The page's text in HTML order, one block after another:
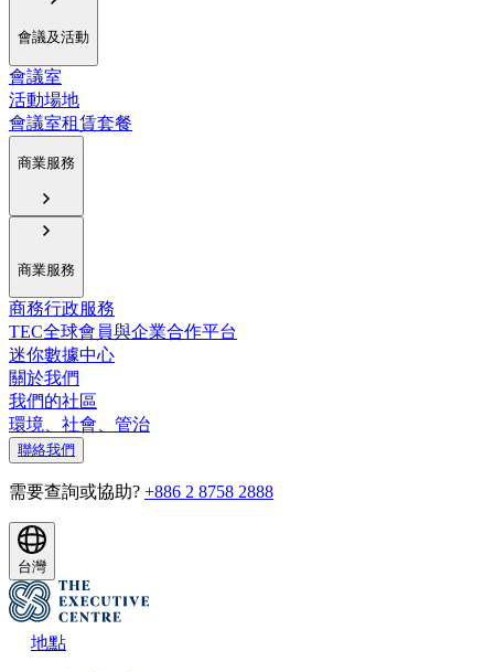
會議及活動
會議室
活動場地
會議室租賃套餐
商業服務
商業服務
商務行政服務
TEC全球會員與企業合作平台
迷你數據中心
關於我們
我們的社區
環境、社會、管治
聯絡我們
需要查詢或協助? +886 2 8758 2888
台灣
地點